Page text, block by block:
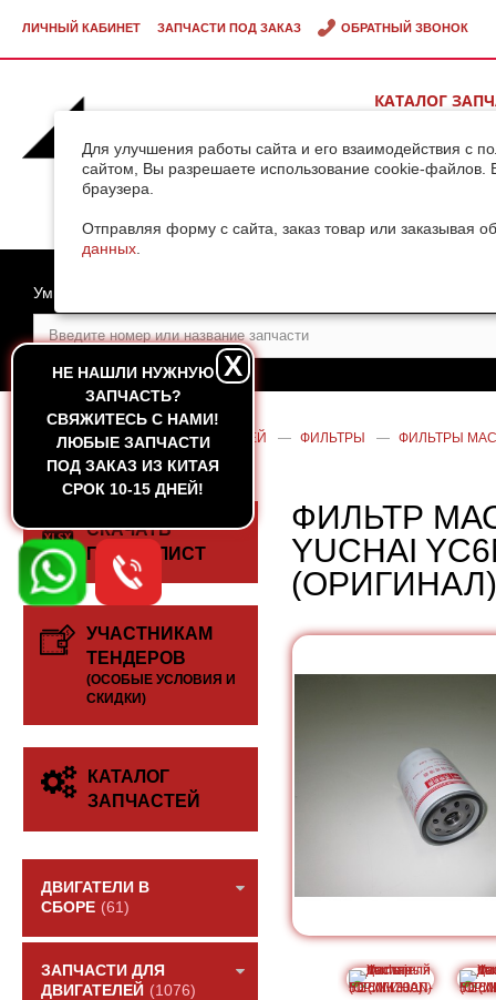
Для улучшения работы сайта и его взаимодействия с
сайтом, Вы разрешаете использование cookie-файлов.
браузера.
Отправляя форму с сайта, заказ товар или заказывая
данных
ЛИЧНЫЙ КАБИНЕТ ЗАПЧАСТИ ПОД ЗАКАЗ ОБРАТНЫЙ ЗВОНОК
КАТАЛОГ
НЕ НАШЛИ НУЖНУЮ
ЗАПЧАСТЬ?
CВЯЖИТЕСЬ С НАМИ!
ЛЮБЫЕ ЗАПЧАСТИ
ПОД ЗАКАЗ ИЗ КИТАЯ
СРОК 10-15 ДНЕЙ!
X
Умный поиск
ГЛАВНАЯ — КАТАЛОГ ЗАПЧАСТЕЙ — ФИЛЬТРЫ — ФИЛЬТРЫ
(ОРИГИНАЛ)
СКАЧАТЬ
ПРАЙС-ЛИСТ
УЧАСТНИКАМ
ТЕНДЕРОВ
(ОСОБЫЕ УСЛОВИЯ И
СКИДКИ)
КАТАЛОГ
ЗАПЧАСТЕЙ
ДВИГАТЕЛИ В
СБОРЕ (61)
ЗАПЧАСТИ ДЛЯ
ДВИГАТЕЛЕЙ (1076)
ФИЛЬТР
YUCHAI
(ОРИГИНАЛ)